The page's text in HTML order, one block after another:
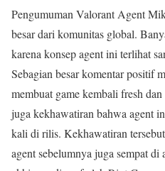
Pengumuman Valorant Agent
besar dari komunitas global.
karena konsep agent ini terlihat
Sebagian besar komentar positif
membuat game kembali fresh
juga kekhawatiran bahwa agent
kali di rilis. Kekhawatiran
agent sebelumnya juga sempat di